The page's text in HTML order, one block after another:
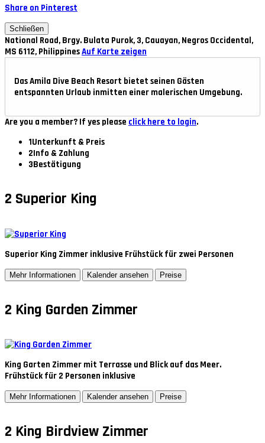
Share on Pinterest
Schließen
National Road, Brgy. Bulata Purok, 3, Cauayan, Negros Occidental,
MS 6112, PhilippinesAuf Karte zeigen
Das Amila Dive Beach Resort bietet seinen Gästen
entspannten Urlaub inmitten einer malerischen Umgebung.
Are you a member? If yes please click here to login.
1Unterkunft & Preis
2Info & Zahlung
3Bestätigung
2 Superior King
Superior King Zimmer inklusive Frühstück für zwei Personen
Mehr Informationen Kalender ansehen Preise
2 King Garden Zimmer
King Garten Zimmer mit Terrasse und Blick auf das Meer.
Frühstück für 2 Personen inklusive
Mehr Informationen Kalender ansehen Preise
2 King Birdview Zimmer